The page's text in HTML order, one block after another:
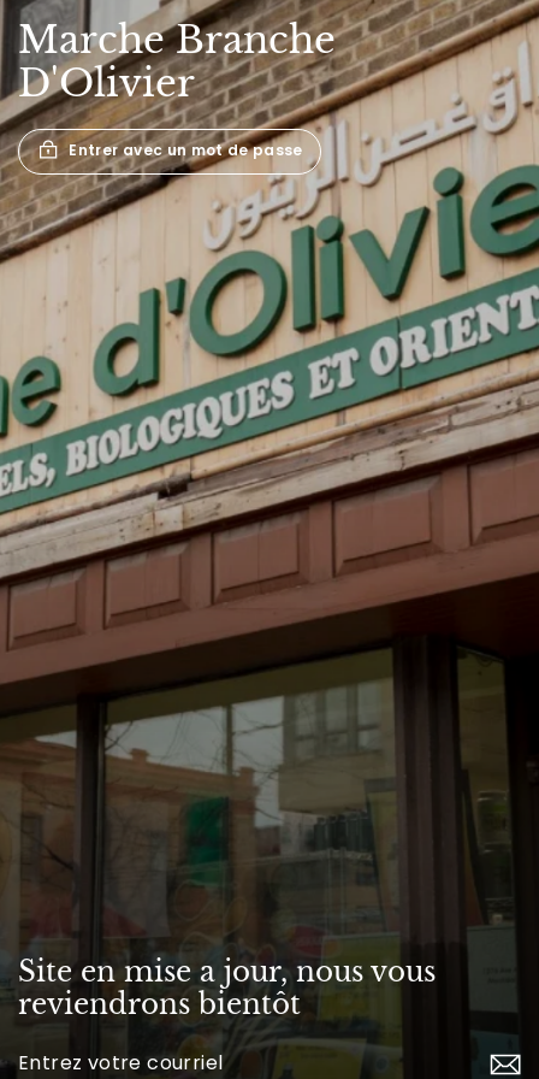
MarcheBranche
D'Olivier
Entrer avec un mot de passe
Site en mise a jour, nous vous
reviendrons bientôt
Inscrivez-